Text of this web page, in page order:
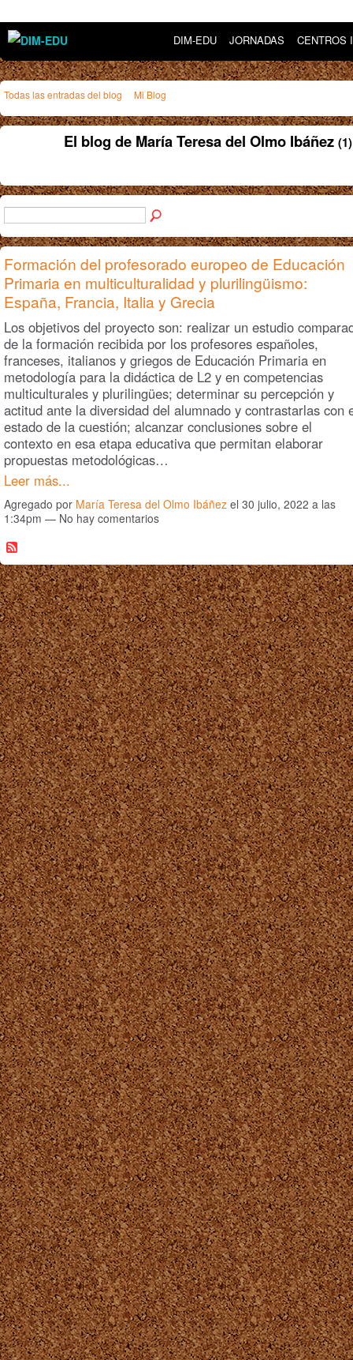
DIM-EDU JORNADAS CENTROS
Todas las entradas del blog Mi Blog
El blog de María Teresa del Olmo Ibáñez (1)
Formación del profesorado europeo de Educación
Primaria en multiculturalidad y plurilingüismo:
España, Francia, Italia y Grecia
Los objetivos del proyecto son: realizar un estudio
de la formación recibida por los profesores españoles,
franceses, italianos y griegos de Educación Primaria en
metodología para la didáctica de L2 y en competencias
multiculturales y plurilingües; determinar su percepción y
actitud ante la diversidad del alumnado y contrastarlas con
estado de la cuestión; alcanzar conclusiones sobre el
contexto en esa etapa educativa que permitan elaborar
propuestas metodológicas…
Leer más...
Agregado por María Teresa del Olmo Ibáñez el 30 julio, 2022 a las
1:34pm — No hay comentarios